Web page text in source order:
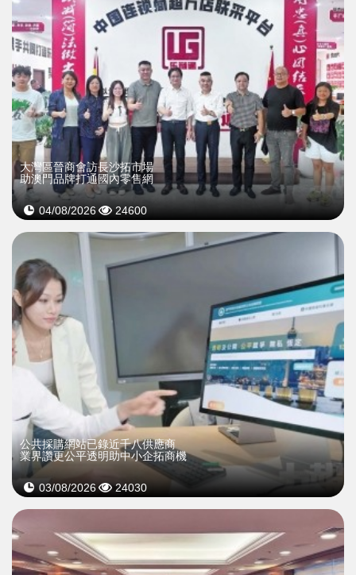
大灣區晉商會訪長沙拓市場
助澳門品牌打通國內零售網
04/08/2026 24600
公共採購網站已錄近千八供應商
業界讚更公平透明助中小企拓商機
03/08/2026 24030